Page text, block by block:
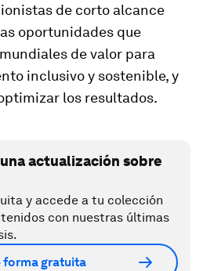
de corto alcance
oportunidades que
de valor para
inclusivo y sostenible, y
los resultados.
actualización sobre
y accede a tu colección
con nuestras últimas
forma gratuita